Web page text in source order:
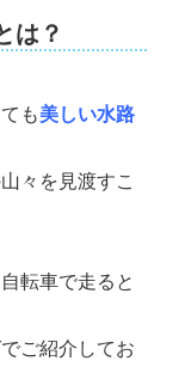
は？
ても美しい水路
々を見渡すこ
転車で走ると
ご紹介してお